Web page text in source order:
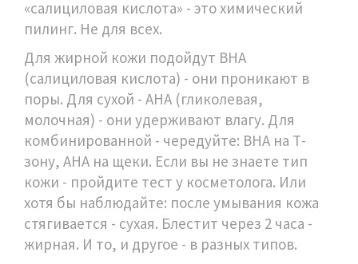
«салициловая кислота» - это химический
пилинг. Не для всех.
Для жирной кожи подойдут BHA
(салициловая кислота) - они проникают в
поры. Для сухой - AHA (гликолевая,
молочная) - они удерживают влагу. Для
комбинированной - чередуйте: BHA на Т-
зону, AHA на щеки. Если вы не знаете тип
кожи - пройдите тест у косметолога. Или
хотя бы наблюдайте: после умывания кожа
стягивается - сухая. Блестит через 2 часа -
жирная. И то, и другое - в разных типов.